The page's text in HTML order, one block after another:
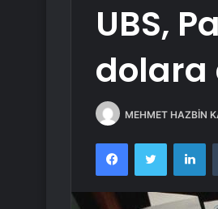
UBS,
dolara
MEHMET HAZBİN
FacebookTwitter